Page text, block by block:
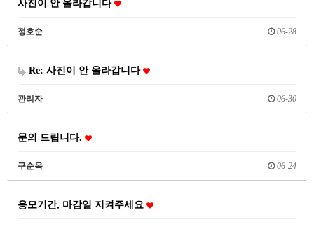
사진이 안 올라갑니다
정호순 06-28
Re: 사진이 안 올라갑니다
관리자 06-30
문의 드립니다.
구순옥 06-24
응모기간, 마감일 지켜주세요